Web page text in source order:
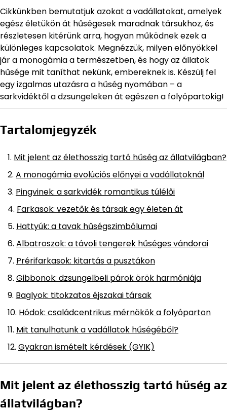
Cikkünkben bemutatjuk azokat a vadállatokat, amelyek
egész életükön át hűségesek maradnak társukhoz, és
részletesen kitérünk arra, hogyan működnek ezek a
különleges kapcsolatok. Megnézzük, milyen előnyökkel
jár a monogámia a természetben, és hogy az állatok
hűsége mit taníthat nekünk, embereknek is. Készülj fel
egy izgalmas utazásra a hűség nyomában – a
sarkvidéktől a dzsungeleken át egészen a folyópartokig!
Tartalomjegyzék
Mit jelent az élethosszig tartó hűség az állatvilágban?
A monogámia evolúciós előnyei a vadállatoknál
Pingvinek: a sarkvidék romantikus túlélői
Farkasok: vezetők és társak egy életen át
Hattyúk: a tavak hűségszimbólumai
Albatroszok: a távoli tengerek hűséges vándorai
Prérifarkasok: kitartás a pusztákon
Gibbonok: dzsungelbeli párok örök harmóniája
Baglyok: titokzatos éjszakai társak
Hódok: családcentrikus mérnökök a folyóparton
Mit tanulhatunk a vadállatok hűségéből?
Gyakran ismételt kérdések (GYIK)
Mit jelent az élethosszig tartó hűség az
állatvilágban?